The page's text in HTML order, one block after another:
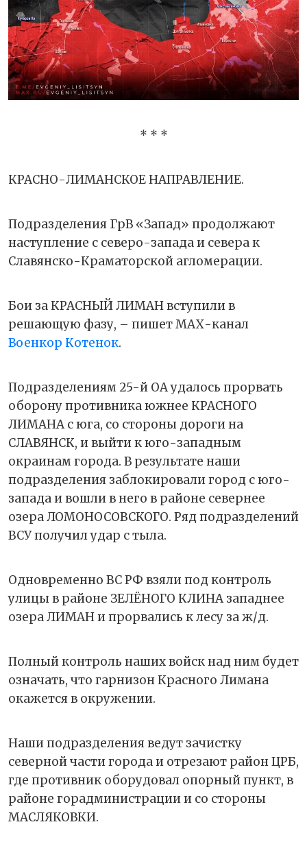
* * *
КРАСНО-ЛИМАНСКОЕ НАПРАВЛЕНИЕ.
Подразделения ГрВ «Запад» продолжают
наступление с северо-запада и севера к
Славянско-Краматорской агломерации.
Бои за КРАСНЫЙ ЛИМАН вступили в
решающую фазу, – пишет МАХ-канал
Военкор Котенок.
Подразделениям 25-й ОА удалось прорвать
оборону противника южнее КРАСНОГО
ЛИМАНА с юга, со стороны дороги на
СЛАВЯНСК, и выйти к юго-западным
окраинам города. В результате наши
подразделения заблокировали город с юго-
запада и вошли в него в районе севернее
озера ЛОМОНОСОВСКОГО. Ряд подразделений
ВСУ получил удар с тыла.
Одновременно ВС РФ взяли под контроль
улицы в районе ЗЕЛЁНОГО КЛИНА западнее
озера ЛИМАН и прорвались к лесу за ж/д.
Полный контроль наших войск над ним будет
означать, что гарнизон Красного Лимана
окажется в окружении.
Наши подразделения ведут зачистку
северной части города и отрезают район ЦРБ,
где противник оборудовал опорный пункт, в
районе горадминистрации и со стороны
МАСЛЯКОВКИ.